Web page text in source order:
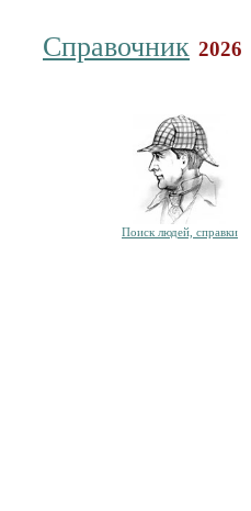
Справочник 2026
Поиск людей, справки